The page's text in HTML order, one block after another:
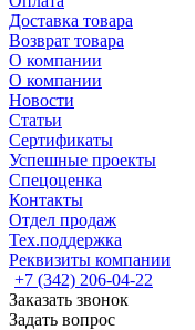
Доставка товара
Возврат товара
О компании
О компании
Новости
Статьи
Сертификаты
Успешные проекты
Спецоценка
Контакты
Отдел продаж
Тех.поддержка
Реквизиты компании
+7 (342) 206-04-22
Заказать звонок
Задать вопрос